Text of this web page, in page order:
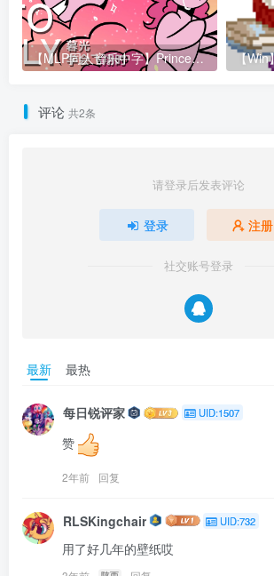
【MLP同人音乐中字】PrinceWhateverer – Twilight Learned To Fly（当暮光会飞翔之时）
评论 共2条
请登录后发表评论
登录 注册
社交账号登录
最新 最热
每日锐评家 UID:1507
赞
2年前 回复
RLSKingchair UID:732
用了好几年的壁纸哎